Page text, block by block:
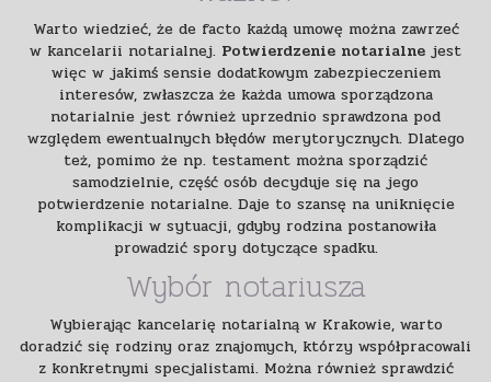
Warto wiedzieć, że de facto każdą umowę można zawrzeć
w kancelarii notarialnej. Potwierdzenie notarialne jest
więc w jakimś sensie dodatkowym zabezpieczeniem
interesów, zwłaszcza że każda umowa sporządzona
notarialnie jest również uprzednio sprawdzona pod
względem ewentualnych błędów merytorycznych. Dlatego
też, pomimo że np. testament można sporządzić
samodzielnie, część osób decyduje się na jego
potwierdzenie notarialne. Daje to szansę na uniknięcie
komplikacji w sytuacji, gdyby rodzina postanowiła
prowadzić spory dotyczące spadku.
Wybór notariusza
Wybierając kancelarię notarialną w Krakowie, warto
doradzić się rodziny oraz znajomych, którzy współpracowali
z konkretnymi specjalistami. Można również sprawdzić